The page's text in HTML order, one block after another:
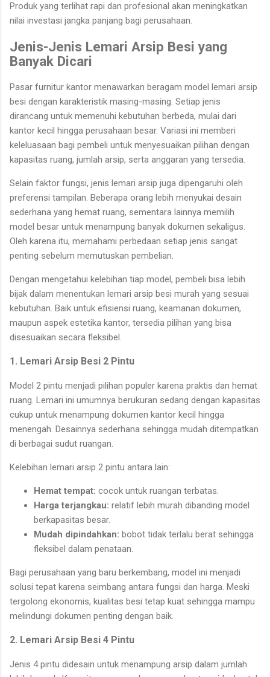
Produk yang terlihat rapi dan profesional akan meningkatkan
nilai investasi jangka panjang bagi perusahaan.
Jenis-Jenis Lemari Arsip Besi yang
Banyak Dicari
Pasar furnitur kantor menawarkan beragam model lemari arsip
besi dengan karakteristik masing-masing. Setiap jenis
dirancang untuk memenuhi kebutuhan berbeda, mulai dari
kantor kecil hingga perusahaan besar. Variasi ini memberi
keleluasaan bagi pembeli untuk menyesuaikan pilihan dengan
kapasitas ruang, jumlah arsip, serta anggaran yang tersedia.
Selain faktor fungsi, jenis lemari arsip juga dipengaruhi oleh
preferensi tampilan. Beberapa orang lebih menyukai desain
sederhana yang hemat ruang, sementara lainnya memilih
model besar untuk menampung banyak dokumen sekaligus.
Oleh karena itu, memahami perbedaan setiap jenis sangat
penting sebelum memutuskan pembelian.
Dengan mengetahui kelebihan tiap model, pembeli bisa lebih
bijak dalam menentukan lemari arsip besi murah yang sesuai
kebutuhan. Baik untuk efisiensi ruang, keamanan dokumen,
maupun aspek estetika kantor, tersedia pilihan yang bisa
disesuaikan secara fleksibel.
1. Lemari Arsip Besi 2 Pintu
Model 2 pintu menjadi pilihan populer karena praktis dan hemat
ruang. Lemari ini umumnya berukuran sedang dengan kapasitas
cukup untuk menampung dokumen kantor kecil hingga
menengah. Desainnya sederhana sehingga mudah ditempatkan
di berbagai sudut ruangan.
Kelebihan lemari arsip 2 pintu antara lain:
Hemat tempat: cocok untuk ruangan terbatas.
Harga terjangkau: relatif lebih murah dibanding model
berkapasitas besar.
Mudah dipindahkan: bobot tidak terlalu berat sehingga
fleksibel dalam penataan.
Bagi perusahaan yang baru berkembang, model ini menjadi
solusi tepat karena seimbang antara fungsi dan harga. Meski
tergolong ekonomis, kualitas besi tetap kuat sehingga mampu
melindungi dokumen penting dengan baik.
2. Lemari Arsip Besi 4 Pintu
Jenis 4 pintu didesain untuk menampung arsip dalam jumlah